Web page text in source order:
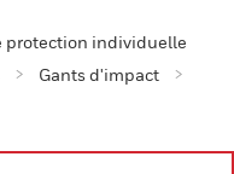
protection individuelle
Gants d'impact